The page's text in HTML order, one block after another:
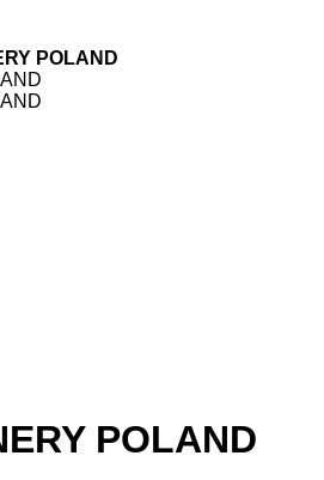
POLAND
POLAND